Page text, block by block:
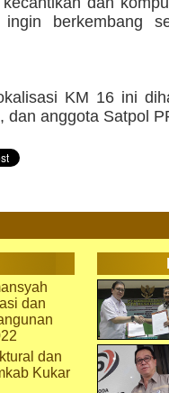
berkembang
KM 16 ini
dan anggota Satpol
dan
dan
Kukar